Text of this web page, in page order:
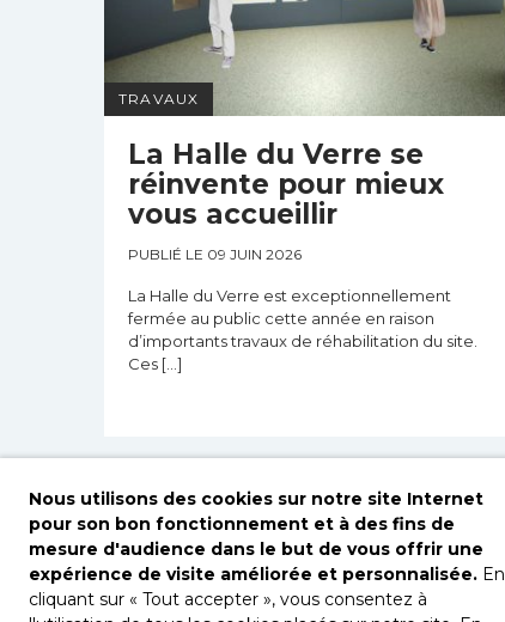
TRAVAUX
La Halle du Verre se
réinvente pour mieux
vous accueillir
PUBLIÉ LE 09 JUIN 2026
La Halle du Verre est exceptionnellement
fermée au public cette année en raison
d’importants travaux de réhabilitation du site.
Ces […]
Nous utilisons des cookies sur notre site Internet
pour son bon fonctionnement et à des fins de
mesure d'audience dans le but de vous offrir une
expérience de visite améliorée et personnalisée. En
cliquant sur « Tout accepter », vous consentez à